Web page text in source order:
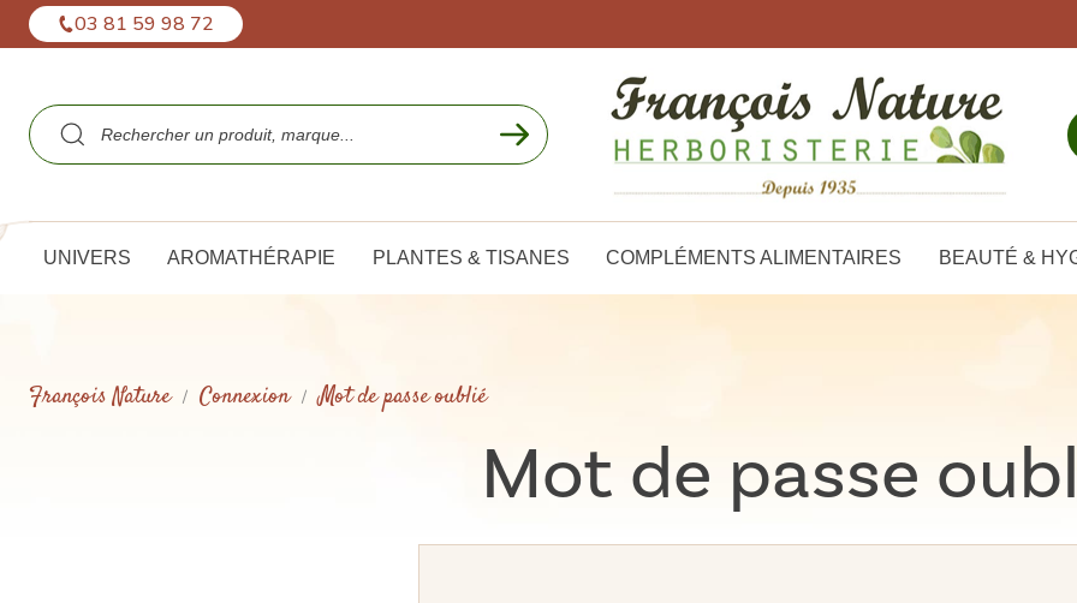
03 81 59 98 72
UNIVERS AROMATHÉRAPIE PLANTES & TISANES COMPLÉMENTS ALIMENTAIRES BEAUTÉ &
François Nature Connexion Mot de passe oublié
Mot de passe
Panneau de gestion des cookies